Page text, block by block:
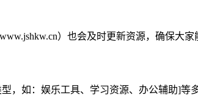
）也会及时更新资源，确保大家
，如：娱乐工具、学习资源、办公辅助]等